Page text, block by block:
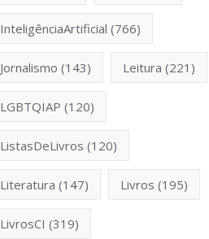
InteligênciaArtificial (766)
Jornalismo (143) Leitura (221)
LGBTQIAP (120)
ListasDeLivros (120)
Literatura (147) Livros (195)
LivrosCI (319)